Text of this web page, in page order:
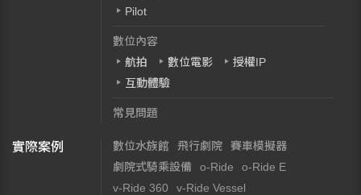
Pilot
數位內容
航拍
數位電影
授權IP
互動體驗
常見問題
實際案例 數位水族館 飛行劇院
賽車模擬器
劇院式騎乘設備
o-Ride
o-Ride E
v-Ride 360
v-Ride Vessel